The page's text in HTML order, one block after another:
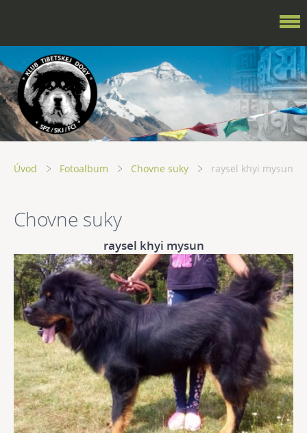
Úvod Fotoalbum Chovne suky raysel khyi mysun
Chovne suky
raysel khyi mysun